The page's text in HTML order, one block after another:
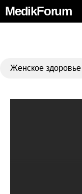
MedikForum
Женское здоровье